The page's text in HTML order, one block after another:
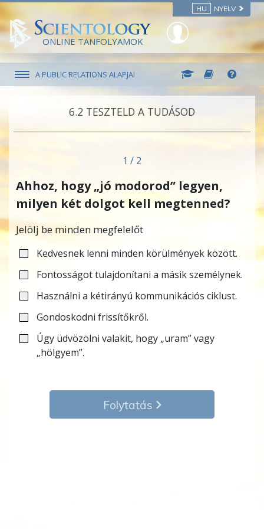
HU NYELV
ONLINE TANFOLYAMOK
A PUBLIC RELATIONS ALAPJAI
6.‎2 TESZTELD A TUDÁSOD
1 / 2
Ahhoz, hogy „jó modorod” legyen,
milyen két dolgot kell megtenned?
Jelölj be minden megfelelőt
Kedvesnek lenni minden körülmények között.
Fontosságot tulajdonítani a másik személynek.
Használni a kétirányú kommunikációs ciklust.
Gondoskodni frissítőkről.
Úgy üdvözölni valakit, hogy „uram” vagy
„hölgyem”.
Folytatás